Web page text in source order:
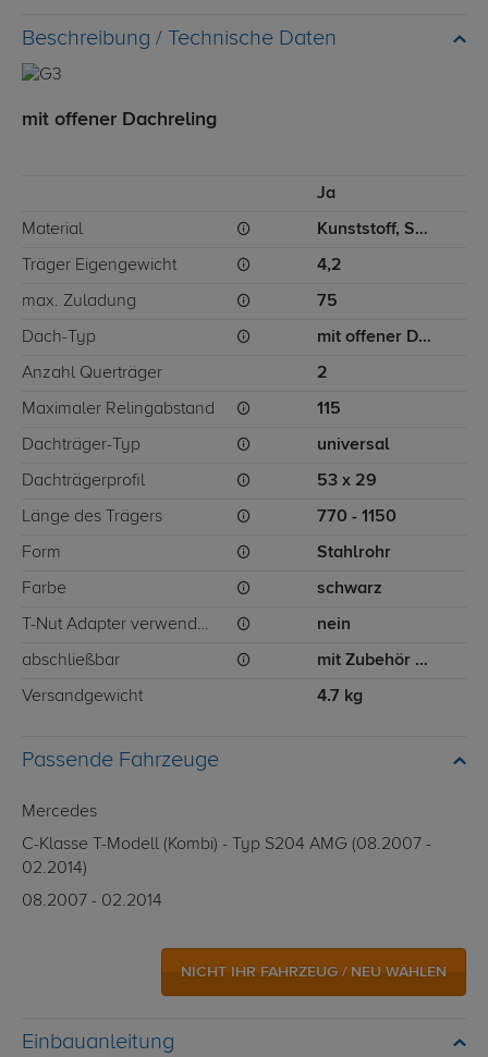
Technische Daten
mit offener Dachreling
Ja
Material Kunststoff, Stahl, Aluminium
Träger Eigengewicht 4,2
max. Zuladung 75
Dach-Typ mit offener Dachreling
Anzahl Querträger 2
Maximaler Relingabstand 115
Dachträger-Typ universal
Dachträgerprofil 53 x 29
Länge des Trägers 770 - 1150
Form Stahlrohr
Farbe schwarz
T-Nut Adapter verwendbar nein
abschließbar mit Zubehör abschließbar
Versandgewicht 4.7 kg
Passende Fahrzeuge
Mercedes
C-Klasse T-Modell (Kombi) - Typ S204 AMG (08.2007 -
02.2014)
08.2007 - 02.2014
NICHT IHR FAHRZEUG / NEU WÄHLEN
Einbauanleitung